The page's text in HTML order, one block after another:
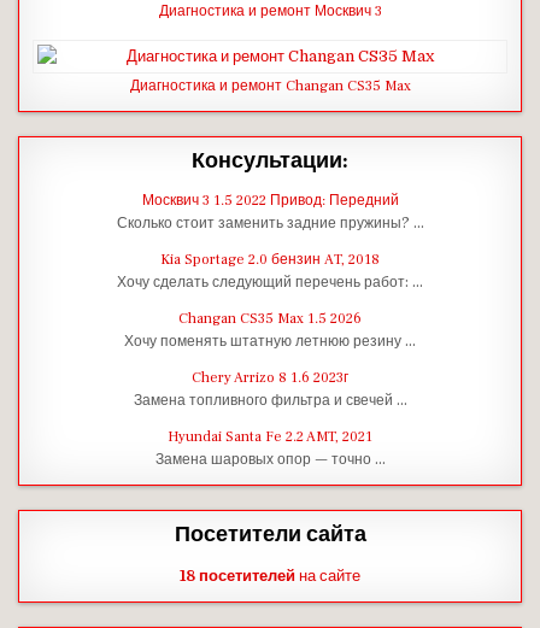
Диагностика и ремонт Москвич 3
Диагностика и ремонт Changan CS35 Max
Консультации:
Москвич 3 1.5 2022 Привод: Передний
Сколько стоит заменить задние пружины? …
Kia Sportage 2.0 бензин AT, 2018
Хочу сделать следующий перечень работ: …
Changan CS35 Max 1.5 2026
Хочу поменять штатную летнюю резину …
Chery Arrizo 8 1.6 2023г
Замена топливного фильтра и свечей …
Hyundai Santa Fe 2.2 AMT, 2021
Замена шаровых опор — точно …
Посетители сайта
18 посетителей на сайте